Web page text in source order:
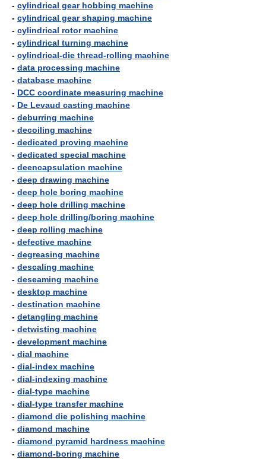
- cylindrical gear hobbing machine
- cylindrical gear shaping machine
- cylindrical rotor machine
- cylindrical turning machine
- cylindrical-die thread-rolling machine
- data processing machine
- database machine
- DCC coordinate measuring machine
- De Levaud casting machine
- deburring machine
- decoiling machine
- dedicated proving machine
- dedicated special machine
- deencapsulation machine
- deep drawing machine
- deep hole boring machine
- deep hole drilling machine
- deep hole drilling/boring machine
- deep rolling machine
- defective machine
- degreasing machine
- descaling machine
- deseaming machine
- desktop machine
- destination machine
- detangling machine
- detwisting machine
- development machine
- dial machine
- dial-index machine
- dial-indexing machine
- dial-type machine
- dial-type transfer machine
- diamond die polishing machine
- diamond machine
- diamond pyramid hardness machine
- diamond-boring machine